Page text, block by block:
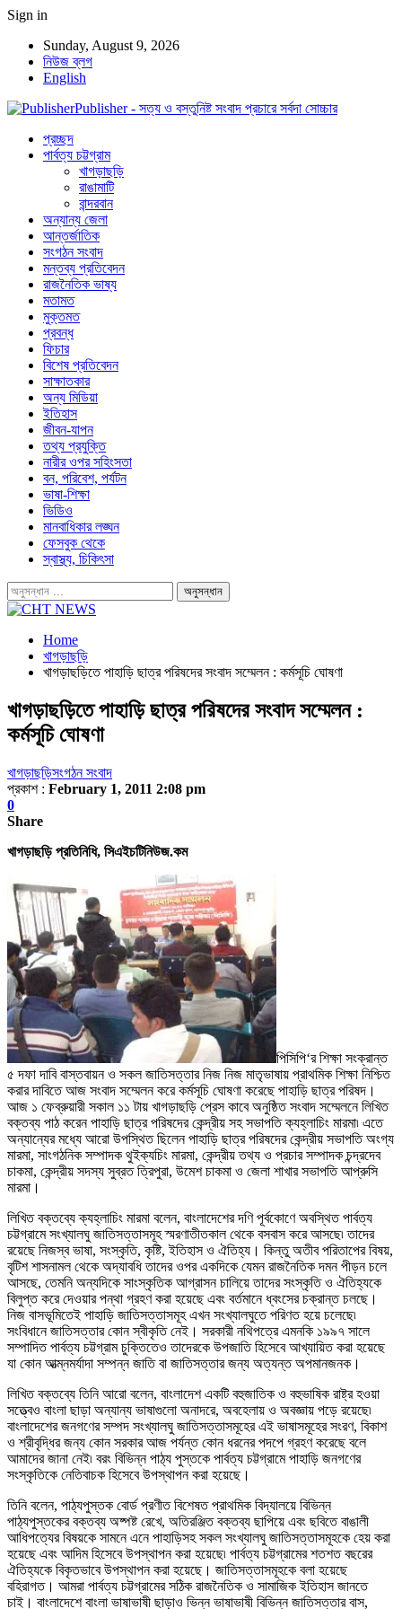
Sign in
Sunday, August 9, 2026
নিউজ ব্লগ
English
Publisher - সত্য ও বস্তুনিষ্ট সংবাদ প্রচারে সর্বদা সোচ্চার
প্রচ্ছদ
পার্বত্য চট্টগ্রাম
খাগড়াছড়ি
রাঙামাটি
বান্দরবান
অন্যান্য জেলা
আন্তর্জাতিক
সংগঠন সংবাদ
মন্তব্য প্রতিবেদন
রাজনৈতিক ভাষ্য
মতামত
মুক্তমত
প্রবন্ধ
ফিচার
বিশেষ প্রতিবেদন
সাক্ষাতকার
অন্য মিডিয়া
ইতিহাস
জীবন-যাপন
তথ্য প্রযুক্তি
নারীর ওপর সহিংসতা
বন, পরিবেশ, পর্যটন
ভাষা-শিক্ষা
ভিডিও
মানবাধিকার লঙ্ঘন
ফেসবুক থেকে
স্বাস্থ্য, চিকিৎসা
Home
খাগড়াছড়ি
খাগড়াছড়িতে পাহাড়ি ছাত্র পরিষদের সংবাদ সম্মেলন : কর্মসূচি ঘোষণা
খাগড়াছড়িতে পাহাড়ি ছাত্র পরিষদের সংবাদ সম্মেলন :
কর্মসূচি ঘোষণা
খাগড়াছড়িসংগঠন সংবাদ
প্রকাশ : February 1, 2011 2:08 pm
0
Share
খাগড়াছড়ি প্রতিনিধি, সিএইচটিনিউজ.কম
পিসিপি‘র শিক্ষা সংক্রান্ত
৫ দফা দাবি বাস্তবায়ন ও সকল জাতিসত্তার নিজ নিজ মাতৃভাষায় প্রাথমিক শিক্ষা নিশ্চিত
করার দাবিতে আজ সংবাদ সম্মেলন করে কর্মসূচি ঘোষণা করেছে পাহাড়ি ছাত্র পরিষদ ।
আজ ১ ফেব্রুয়ারী সকাল ১১ টায় খাগড়াছড়ি প্রেস কাবে অনুষ্ঠিত সংবাদ সম্মেলনে লিখিত
বক্তব্য পাঠ করেন পাহাড়ি ছাত্র পরিষদের কেন্দ্রীয় সহ সভাপতি ক্যহ্লাচিং মারমা৷ এতে
অন্যান্যের মধ্যে আরো উপস্থিত ছিলেন পাহাড়ি ছাত্র পরিষদের কেন্দ্রীয় সভাপতি অংগ্য
মারমা, সাংগঠনিক সম্পাদক থুইক্যচিং মারমা, কেন্দ্রীয় তথ্য ও প্রচার সম্পাদক চন্দ্রদেব
চাকমা, কেন্দ্রীয় সদস্য সুব্রত ত্রিপুরা, উমেশ চাকমা ও জেলা শাখার সভাপতি আপ্রুসি
মারমা ।
লিখিত বক্তব্যে ক্যহ্লাচিং মারমা বলেন, বাংলাদেশের দণি পূর্বকোণে অবস্থিত পার্বত্য
চট্টগ্রামে সংখ্যালঘু জাতিসত্তাসমূহ স্মরণাতীতকাল থেকে বসবাস করে আসছে৷ তাদের
রয়েছে নিজস্ব ভাষা, সংস্কৃতি, কৃষ্টি,ইতিহাস ও ঐতিহ্য । কিন্তু অতীব পরিতাপের বিষয়,
বৃটিশ শাসনামল থেকে অদ্যাবধি তাদের ওপর একদিকে যেমন রাজনৈতিক দমন পীড়ন চলে
আসছে, তেমনি অন্যদিকে সাংস্কৃতিক আগ্রাসন চালিয়ে তাদের সংস্কৃতি ও ঐতিহ্যকে
বিলুপ্ত করে দেওয়ার পন্থা গ্রহণ করা হয়েছে এবং বর্তমানে ধ্বংসের চক্রান্ত চলছে।
নিজ বাসভূমিতেই পাহাড়ি জাতিসত্তাসমূহ এখন সংখ্যালঘুতে পরিণত হয়ে চলেছে৷
সংবিধানে জাতিসত্তার কোন স্বীকৃতি নেই । সরকারী নথিপত্রে এমনকি ১৯৯৭ সালে
সম্পাদিত পার্বত্য চট্টগ্রাম চুক্তিতেও তাদেরকে উপজাতি হিসেবে আখ্যায়িত করা হয়েছে
যা কোন আত্ম্নমর্যাদা সম্পন্ন জাতি বা জাতিসত্তার জন্য অত্যন্ত অপমানজনক ।
লিখিত বক্তব্যে তিনি আরো বলেন, বাংলাদেশ একটি বহুজাতিক ও বহুভাষিক রাষ্ট্র হওয়া
সত্ত্বেও বাংলা ছাড়া অন্যান্য ভাষাগুলো অনাদরে, অবহেলায় ও অবজ্ঞায় পড়ে রয়েছে৷
বাংলাদেশের জনগণের সম্পদ সংখ্যালঘু জাতিসত্তাসমূহের এই ভাষাসমূহের সংরণ, বিকাশ
ও শ্রীবৃদ্ধির জন্য কোন সরকার আজ পর্যন্ত কোন ধরনের পদপে গ্রহণ করেছে বলে
আমাদের জানা নেই৷ বরং বিভিন্ন পাঠ্য পুস্তকে পার্বত্য চট্টগ্রামে পাহাড়ি জনগণের
সংস্কৃতিকে নেতিবাচক হিসেবে উপস্থাপন করা হয়েছে।
তিনি বলেন, পাঠ্যপুস্তক বোর্ড প্রণীত বিশেষত প্রাথমিক বিদ্যালয়ে বিভিন্ন
পাঠ্যপুস্তকের বক্তব্য অষ্পষ্ট রেখে, অতিরঞ্জিত বক্তব্য ছাপিয়ে এবং ছবিতে বাঙালী
আধিপত্যের বিষয়কে সামনে এনে পাহাড়িসহ সকল সংখ্যালঘু জাতিসত্তাসমূহকে হেয় করা
হয়েছে এবং আদিম হিসেবে উপস্থাপন করা হয়েছে৷ পার্বত্য চট্টগ্রামের শতশত বছরের
ঐতিহ্যকে বিকৃতভাবে উপস্থাপন করা হয়েছে। জাতিসত্তাসমূহকে বলা হয়েছে
বহিরাগত। আমরা পার্বত্য চট্টগ্রামের সঠিক রাজনৈতিক ও সামাজিক ইতিহাস জানতে
চাই । বাংলাদেশে বাংলা ভাষাভাষী ছাড়াও ভিন্ন ভাষাভাষী বিভিন্ন জাতিসত্তার বাস,